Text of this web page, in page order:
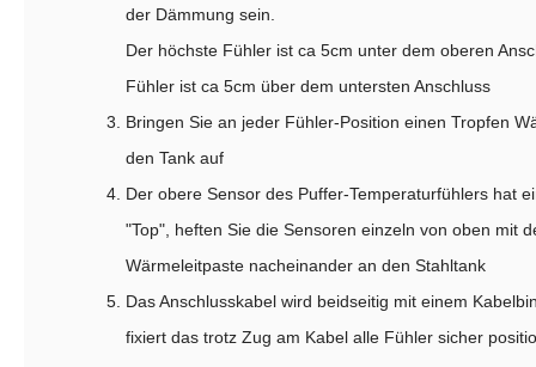
der Dämmung sein.
Der höchste Fühler ist ca 5cm unter dem oberen
Fühler ist ca 5cm über dem untersten Anschluss
Bringen Sie an jeder Fühler-Position einen Tropfen
den Tank auf
Der obere Sensor des Puffer-Temperaturfühlers hat
"Top", heften Sie die Sensoren einzeln von oben mit
Wärmeleitpaste nacheinander an den Stahltank
Das Anschlusskabel wird beidseitig mit einem
fixiert das trotz Zug am Kabel alle Fühler sicher